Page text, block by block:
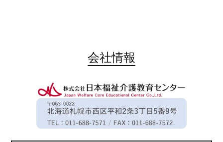
会社情報